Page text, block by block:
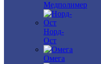
Медполимер
Норд-
Ост
Омега